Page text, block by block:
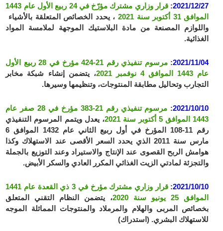
2021/12/27
:
قرار وزاري مشترك مؤرّخ في 24 ربيع الأول عام 1443
الموافق 31 أكتوبر سنة 2021
، يحدد الخصائص المتعلقة بالأشياء
واللوازم المصنعة من مادة البلاستيك الموجهة لملامسة المواد
الغذائية.
2021/11/04
:
مرسوم تنفيذي رقم 21-424 مؤرخ في 28 ربيع الأول
عام 1443 الموافق 4 نوفمبر 2021
، يتضمن إنشاء شبكة مخابر
التجارب وتحاليل مطابقة المنتوجات، وتنظيمها وسيرها.
2021/10/10
:
مرسوم تنفيذي رقم 21-383 مؤرخ في 28 صفر عام
1443 الموافق 5 أكتوبر سنة 2021
، يعدل ويتمم المرسوم التنفيذي
رقم 11-108 المؤرخ في أول ربيع الثاني عام 1432 الموافق 6
مارس سنة 2011 الذي يحدد السعر الأقصى عند الاستهلاك وكذا
هوامش الربح القصوى عند الإنتاج والاستيراد وعند التوزيع بالجملة
والتجزئة لمادتي الزيت الغذائي المكرر العادي والسكر الأبيض.
2021/10/10
:
قرار وزاري مشترك مؤرخ في 3 ذي القعدة عام 1441
الموافق 25 يونيو سنة 2020
، يتضمن النظام التقني المتعلق
بخصائص المربى والهلام والمرملاد والمنتوجات المماثلة الموجه
للاستهلاك البشري. (استدراك)